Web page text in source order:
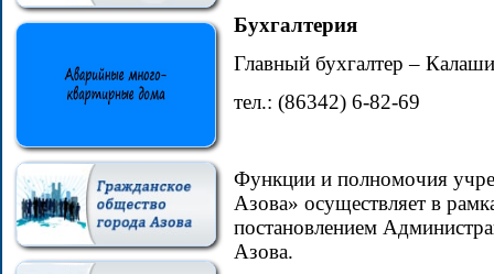
Бухгалтерия
Главный бухгалтер –
тел.: (86342) 6-82-69
Функции и полномочия
Азова» осуществляет в
постановлением
Азова.